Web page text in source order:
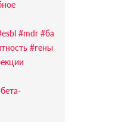
#mdr #ба
#гены